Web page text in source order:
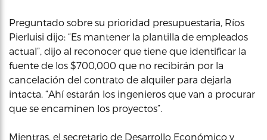
Preguntado sobre su prioridad presupuestaria, Ríos
Pierluisi dijo: “Es mantener la plantilla de empleados
actual”, dijo al reconocer que tiene que identificar la
fuente de los $700,000 que no recibirán por la
cancelación del contrato de alquiler para dejarla
intacta. “Ahí estarán los ingenieros que van a procurar
que se encaminen los proyectos”.
Mientras, el secretario de Desarrollo Económico y